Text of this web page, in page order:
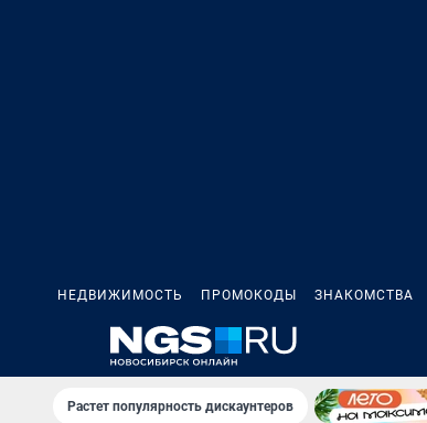
НЕДВИЖИМОСТЬ ПРОМОКОДЫ ЗНАКОМСТВА
Растет популярность дискаунтеров